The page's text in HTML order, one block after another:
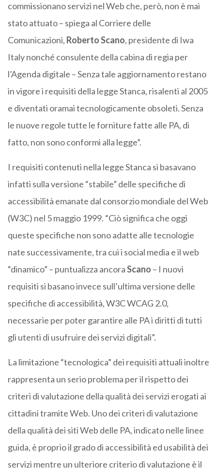
commissionano servizi nel Web che, però, non è mai
stato attuato – spiega al Corriere delle
Comunicazioni, Roberto Scano, presidente di Iwa
Italy nonché consulente della cabina di regia per
l’Agenda digitale – Senza tale aggiornamento restano
in vigore i requisiti della legge Stanca, risalenti al 2005
e diventati oramai tecnologicamente obsoleti. Senza
le nuove regole tutte le forniture fatte alle PA, di
fatto, non sono conformi alla legge”.
I requisiti contenuti nella legge Stanca si basavano
infatti sulla versione “stabile” delle specifiche di
accessibilità emanate dal consorzio mondiale del Web
(W3C) nel 5 maggio 1999. “Ciò significa che oggi
queste specifiche non sono adatte alle tecnologie
nate successivamente, tra cui i social media e il web
“dinamico” – puntualizza ancoraScano – I nuovi
requisiti si basano invece sull’ultima versione delle
specifiche di accessibilità, W3C WCAG 2.0,
necessarie per poter garantire alle PA i diritti di tutti
gli utenti di usufruire dei servizi digitali”.
La limitazione “tecnologica” dei requisiti attuali inoltre
rappresenta un serio problema per il rispetto dei
criteri di valutazione della qualità dei servizi erogati ai
cittadini tramite Web. Uno dei criteri di valutazione
della qualità dei siti Web delle PA, indicato nelle linee
guida, è proprio il grado di accessibilità ed usabilità dei
servizi mentre un ulteriore criterio di valutazione è il